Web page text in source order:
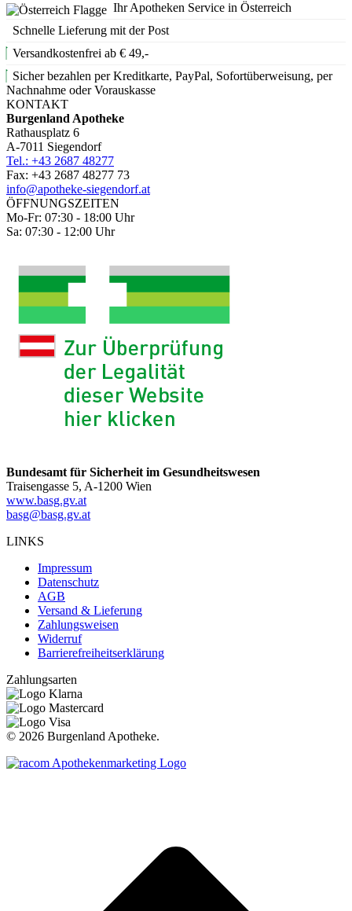
Ihr Apotheken Service in Österreich
Schnelle Lieferung mit der Post
Versandkostenfrei ab € 49,-
Sicher bezahlen per Kreditkarte, PayPal, Sofortüberweisung, per
Nachnahme oder Vorauskasse
KONTAKT
Burgenland Apotheke
Rathausplatz 6
A-7011 Siegendorf
Tel.: +43 2687 48277
Fax: +43 2687 48277 73
info@apotheke-siegendorf.at
ÖFFNUNGSZEITEN
Mo-Fr: 07:30 - 18:00 Uhr
Sa: 07:30 - 12:00 Uhr
Bundesamt für Sicherheit im Gesundheitswesen
Traisengasse 5, A-1200 Wien
www.basg.gv.at
basg@basg.gv.at
LINKS
Impressum
Datenschutz
AGB
Versand & Lieferung
Zahlungsweisen
Widerruf
Barrierefreiheitserklärung
Zahlungsarten
© 2026 Burgenland Apotheke.